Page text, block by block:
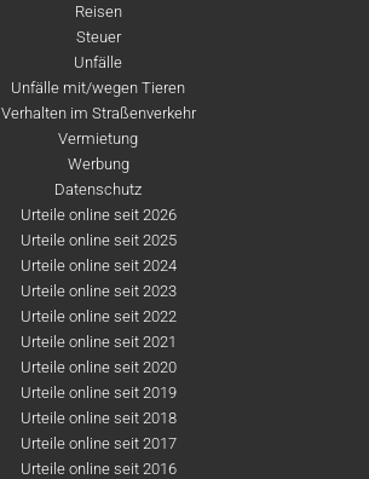
Reisen
Steuer
Unfälle
Unfälle mit/wegen Tieren
Verhalten im Straßenverkehr
Vermietung
Werbung
Datenschutz
Urteile online seit 2026
Urteile online seit 2025
Urteile online seit 2024
Urteile online seit 2023
Urteile online seit 2022
Urteile online seit 2021
Urteile online seit 2020
Urteile online seit 2019
Urteile online seit 2018
Urteile online seit 2017
Urteile online seit 2016